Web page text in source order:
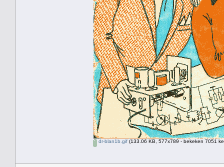
dr-blan1b.gif (133.06 KB, 577x789 - bekeken 7051